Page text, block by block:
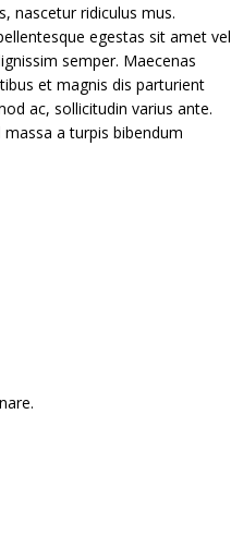
nascetur ridiculus mus.
egestas sit amet vel
semper. Maecenas
et magnis dis parturient
ac, sollicitudin varius ante.
a turpis bibendum